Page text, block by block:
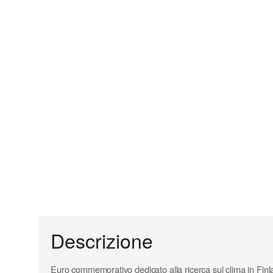
Descrizione
Euro commemorativo dedicato alla ricerca sul clima in